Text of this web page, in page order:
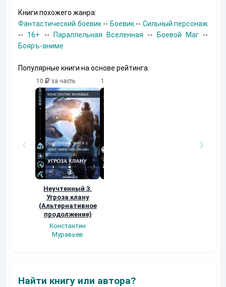
Книги похожего жанра:
Фантастический боевик-- Боевик-- Сильный персонаж
-- 16+ -- Параллельная Вселенная -- Боевой Маг--
Бояръ-аниме
Популярные книги на основе рейтинга.
10 за часть
Неучтенный 3.
Угроза клану
(Альтернативное
продолжение)
Константин
Муравьев
10
Найти книгу или автора?